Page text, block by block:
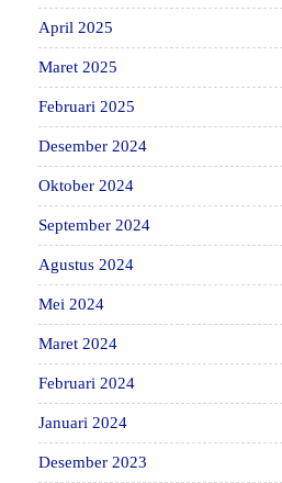
April 2025
Maret 2025
Februari 2025
Desember 2024
Oktober 2024
September 2024
Agustus 2024
Mei 2024
Maret 2024
Februari 2024
Januari 2024
Desember 2023